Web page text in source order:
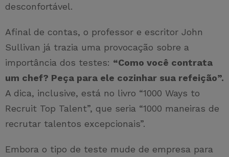
desconfortável.
Afinal de contas, o professor e escritor John
Sullivan já trazia uma provocação sobre a
importância dos testes: “Como você contrata
um chef? Peça para ele cozinhar sua refeição”.
A dica, inclusive, está no livro “1000 Ways to
Recruit Top Talent”, que seria “1000 maneiras de
recrutar talentos excepcionais”.
Embora o tipo de teste mude de empresa para